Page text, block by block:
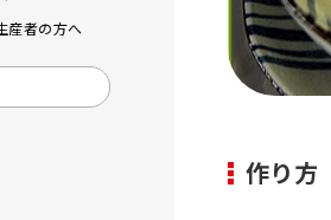
産者の方へ
作り方